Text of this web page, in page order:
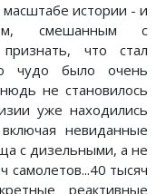
истории - и
смешанным с
что стал
чудо было очень
не становилось
уже находились
невиданные
с дизельными, а не
самолетов...40 тысяч
реактивные